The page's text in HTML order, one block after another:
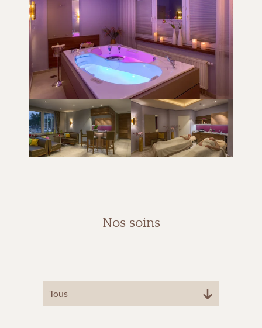
Nos soins
Tous